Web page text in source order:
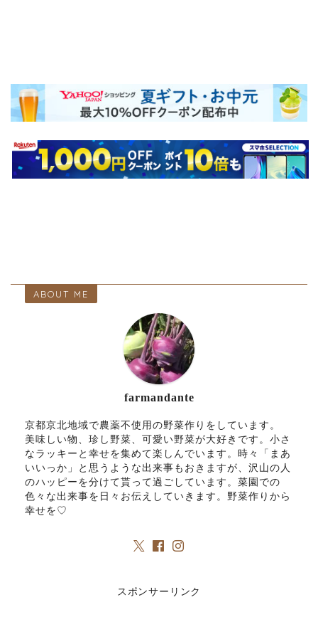
ABOUT ME
farmandante
京都京北地域で農薬不使用の野菜作りをしています。
美味しい物、珍し野菜、可愛い野菜が大好きです。小さ
なラッキーと幸せを集めて楽しんでいます。時々「まあ
いいっか」と思うような出来事もおきますが、沢山の人
のハッピーを分けて貰って過ごしています。菜園での
色々な出来事を日々お伝えしていきます。野菜作りから
幸せを♡
スポンサーリンク